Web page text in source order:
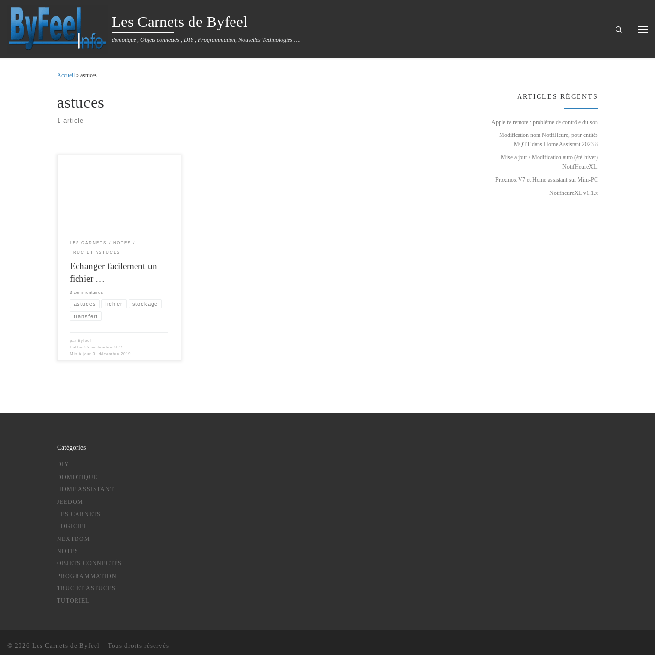
Passer au contenu
Les Carnets de Byfeel
domotique , Objets connectés , DIY , Programmation, Nouvelles Technologies ….
Search
Accueil » astuces
astuces
1 article
LES CARNETS NOTES
TRUC ET ASTUCES
Echanger facilement un
fichier …
3 commentaires
astuces fichier stockage
transfert
par Byfeel
Publié25 septembre 2019
Mis à jour31 décembre 2019
ARTICLES RÉCENTS
Apple tv remote : problème de contrôle du son
Modification nom NotifHeure, pour entités
MQTT dans Home Assistant 2023.8
Mise a jour / Modification auto (été-hiver)
NotifHeureXL.
Proxmox V7 et Home assistant sur Mini-PC
NotifheureXL v1.1.x
Catégories
DIY
DOMOTIQUE
HOME ASSISTANT
JEEDOM
LES CARNETS
LOGICIEL
NEXTDOM
NOTES
OBJETS CONNECTÉS
PROGRAMMATION
TRUC ET ASTUCES
TUTORIEL
© 2026 Les Carnets de Byfeel – Tous droits réservés